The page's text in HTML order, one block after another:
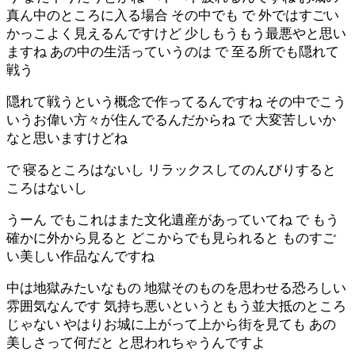
真ん中のところに入る場合 その中でも で 外ではすごい
かっこよく見えるんですけど 少しもうもう最悪やと思い
ますね あの中の生活っていうのは で 至る所でも隠れて
戦う
隠れて戦うという概念で作ってるんですね その中でこう
いうお偉い方々が住んでるんだからね で 大変苦しいか
なと思いますけどね
で 寝るところはないし リラックスしてのんびりすると
ころはないし
うーん でもこれはまた文化遺産があっていてね で もう
確かに外から見ると どこからでも見られると ものすご
い美しい作品なんですね
中は地獄みたいなもの 地獄そのものを思わせる恐ろしい
雰囲気なんです 気持ち悪いというともう並大抵のところ
じゃない やはりお城に上がって上から街を見ても あの
美しさって何だと と思われちゃうんですよ